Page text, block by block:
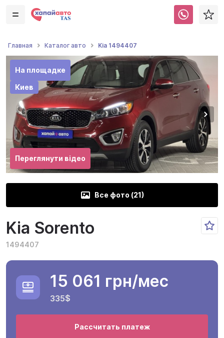
Главная Каталог авто Kia 1494407
На площадке
Киев
Переглянути відео
Все фото (21)
Kia Sorento
1494407
15 061 грн/мес
335$
Рассчитать платеж